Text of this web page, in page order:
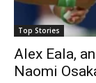
Top Stories
Alex Eala,
Naomi